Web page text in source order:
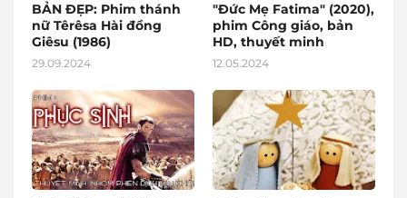
BẢN ĐẸP: Phim thánh
nữ Têrêsa Hài đồng
Giêsu (1986)
29.09.2024
"Đức Mẹ Fatima" (2020),
phim Công giáo, bản
HD, thuyết minh
12.05.2024